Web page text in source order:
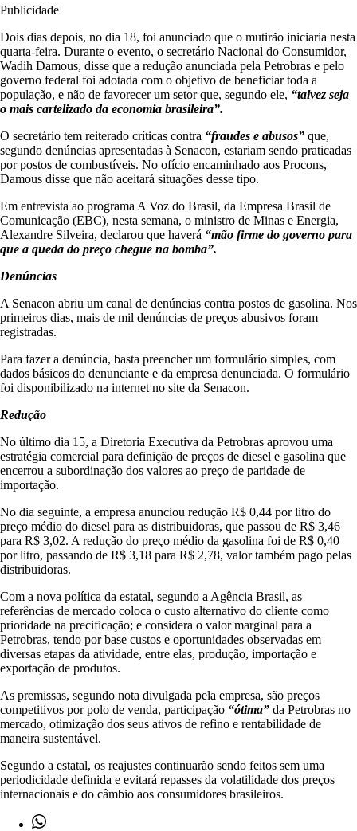
Publicidade
Dois dias depois, no dia 18, foi anunciado que o mutirão iniciaria nesta
quarta-feira. Durante o evento, o secretário Nacional do Consumidor,
Wadih Damous, disse que a redução anunciada pela Petrobras e pelo
governo federal foi adotada com o objetivo de beneficiar toda a
população, e não de favorecer um setor que, segundo ele, “talvez seja
o mais cartelizado da economia brasileira”.
O secretário tem reiterado críticas contra “fraudes e abusos” que,
segundo denúncias apresentadas à Senacon, estariam sendo praticadas
por postos de combustíveis. No ofício encaminhado aos Procons,
Damous disse que não aceitará situações desse tipo.
Em entrevista ao programa A Voz do Brasil, da Empresa Brasil de
Comunicação (EBC), nesta semana, o ministro de Minas e Energia,
Alexandre Silveira, declarou que haverá “mão firme do governo para
que a queda do preço chegue na bomba”.
Denúncias
A Senacon abriu um canal de denúncias contra postos de gasolina. Nos
primeiros dias, mais de mil denúncias de preços abusivos foram
registradas.
Para fazer a denúncia, basta preencher um formulário simples, com
dados básicos do denunciante e da empresa denunciada. O formulário
foi disponibilizado na internet no site da Senacon.
Redução
No último dia 15, a Diretoria Executiva da Petrobras aprovou uma
estratégia comercial para definição de preços de diesel e gasolina que
encerrou a subordinação dos valores ao preço de paridade de
importação.
No dia seguinte, a empresa anunciou redução R$ 0,44 por litro do
preço médio do diesel para as distribuidoras, que passou de R$ 3,46
para R$ 3,02. A redução do preço médio da gasolina foi de R$ 0,40
por litro, passando de R$ 3,18 para R$ 2,78, valor também pago pelas
distribuidoras.
Com a nova política da estatal, segundo a Agência Brasil, as
referências de mercado coloca o custo alternativo do cliente como
prioridade na precificação; e considera o valor marginal para a
Petrobras, tendo por base custos e oportunidades observadas em
diversas etapas da atividade, entre elas, produção, importação e
exportação de produtos.
As premissas, segundo nota divulgada pela empresa, são preços
competitivos por polo de venda, participação “ótima” da Petrobras no
mercado, otimização dos seus ativos de refino e rentabilidade de
maneira sustentável.
Segundo a estatal, os reajustes continuarão sendo feitos sem uma
periodicidade definida e evitará repasses da volatilidade dos preços
internacionais e do câmbio aos consumidores brasileiros.